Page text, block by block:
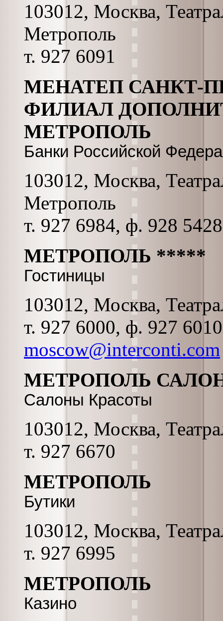
103012, Москва,
Метрополь
т. 927 6091
МЕНАТЕП САНКТ-
ФИЛИАЛ
МЕТРОПОЛЬ
Банки Российской
103012, Москва,
Метрополь
т. 927 6984, ф. 928 5428
МЕТРОПОЛЬ *****
Гостиницы
103012, Москва,
т. 927 6000, ф. 927
moscow@interconti.com
МЕТРОПОЛЬ
Салоны Красоты
103012, Москва,
т. 927 6670
МЕТРОПОЛЬ
Бутики
103012, Москва,
т. 927 6995
МЕТРОПОЛЬ
Казино